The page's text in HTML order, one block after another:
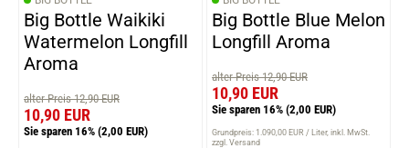
Big Bottle Waikiki
Watermelon Longfill
Aroma
alter Preis 12,90 EUR
10,90 EUR
Sie sparen 16% (2,00 EUR)
Big Bottle Blue Melon
Longfill Aroma
alter Preis 12,90 EUR
10,90 EUR
Sie sparen 16% (2,00 EUR)
Grundpreis: 1.090,00 EUR / Liter inkl. MwSt.
zzgl. Versand